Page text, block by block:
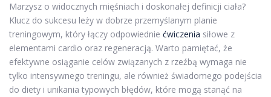
Marzysz o widocznych mięśniach i doskonałej definicji ciała?
Klucz do sukcesu leży w dobrze przemyślanym planie
treningowym, który łączy odpowiednie ćwiczenia siłowe z
elementami cardio oraz regeneracją. Warto pamiętać, że
efektywne osiąganie celów związanych z rzeźbą wymaga nie
tylko intensywnego treningu, ale również świadomego podejścia
do diety i unikania typowych błędów, które mogą stanąć na